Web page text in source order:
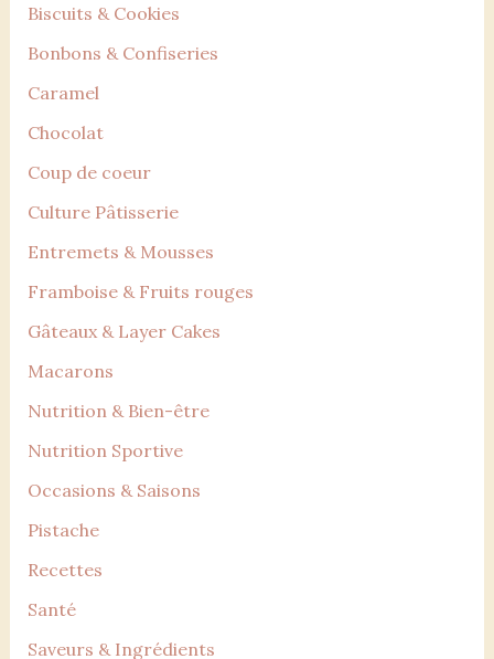
Biscuits & Cookies
Bonbons & Confiseries
Caramel
Chocolat
Coup de coeur
Culture Pâtisserie
Entremets & Mousses
Framboise & Fruits rouges
Gâteaux & Layer Cakes
Macarons
Nutrition & Bien-être
Nutrition Sportive
Occasions & Saisons
Pistache
Recettes
Santé
Saveurs & Ingrédients